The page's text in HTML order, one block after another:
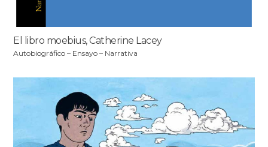
El libro moebius, Catherine Lacey
Autobiográfico – Ensayo – Narrativa